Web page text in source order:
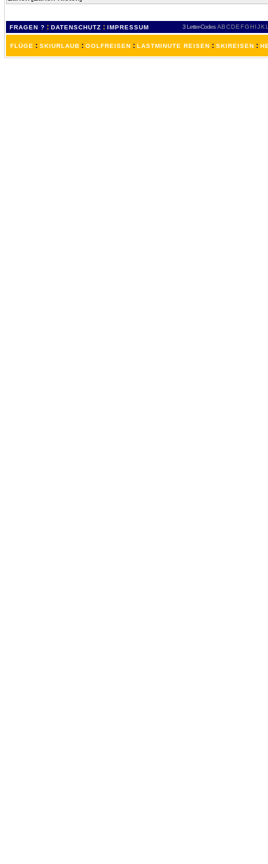
FRAGEN ? : DATENSCHUTZ : IMPRESSUM 3 Letter-Codes ABCDEFGH IJKL
FLÜGE : SKIURLAUB : GOLFREISEN : LASTMINUTE REISEN : SKIREISEN :